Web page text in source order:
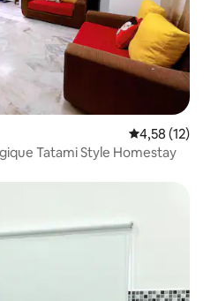
Évaluation
4,58 (12)
Tatami Style Homestay